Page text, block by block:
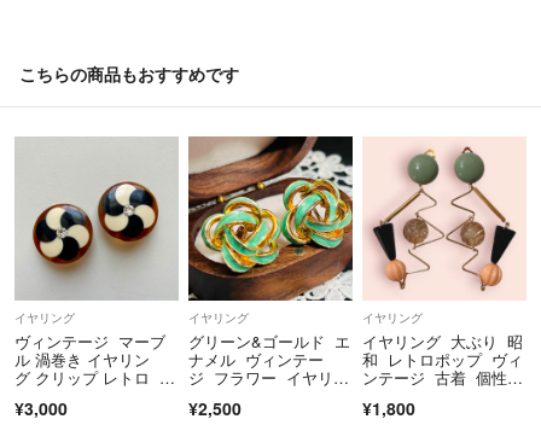
ブランド名等は検索ワードとしての記載です。
発送中の破損、紛失の保証なし。
発送の日時や方法等は購入前にお願いします。
☆複数購入の場合、おまとめページを作りまとめての発送となります。
その際各ページにコメントください。
以上◯点です。
と書いていただけるとスムーズです。
【プロフ読んだ】とコメント頂いた方のみ2点目から50円のお値引きと
なります。
こちらの商品もおすすめです
イヤリング
ヴィンテージ マーブ
ル 渦巻き イヤリン
グ クリップ レトロ ビ
¥3,000
イヤリング
グリーン&ゴールド エ
ナメル ヴィンテー
ジ フラワー イヤリン
¥2,500
イヤリング
イヤリング 大ぶり 昭
和 レトロポップ ヴィ
ンテージ 古着 個性
¥1,800